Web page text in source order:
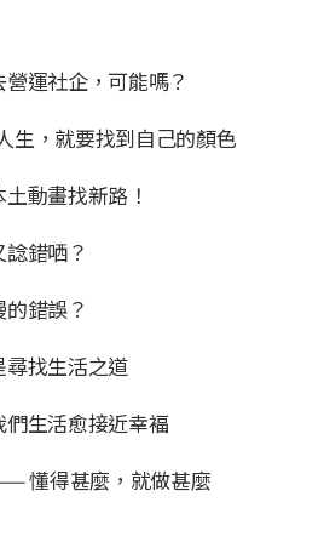
運社企，可能嗎？
生，就要找到自己的顏色
動畫找新路！
錯哂？
錯誤？
找生活之道
生活愈接近幸褔
懂得甚麼，就做甚麼